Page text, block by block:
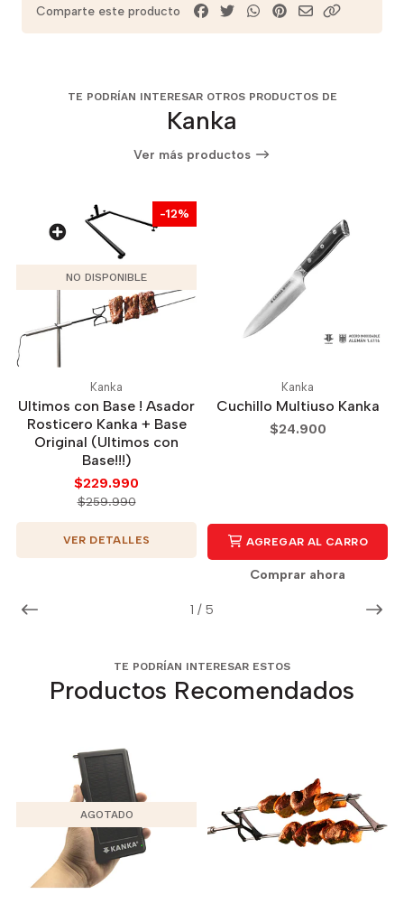
Comparte este producto
TE PODRÍAN INTERESAR OTROS PRODUCTOS DE
Kanka
Ver más productos
1 / 5
-12%
NO DISPONIBLE
Kanka
Ultimos con Base ! Asador
Rosticero Kanka + Base
Original (Ultimos con
Base!!!)
$229.990
$259.990
VER DETALLES
Kanka
Cuchillo Multiuso Kanka
$24.900
AGREGAR AL CARRO
Comprar ahora
TE PODRÍAN INTERESAR ESTOS
Productos Recomendados
AGOTADO